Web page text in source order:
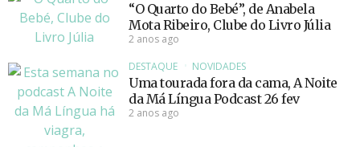
“O Quarto do Bebé”, de Anabela
Mota Ribeiro, Clube do Livro Júlia
2 anos ago
DESTAQUE
NOVIDADES
Uma tourada fora da cama, A Noite
da Má Língua Podcast 26 fev
2 anos ago